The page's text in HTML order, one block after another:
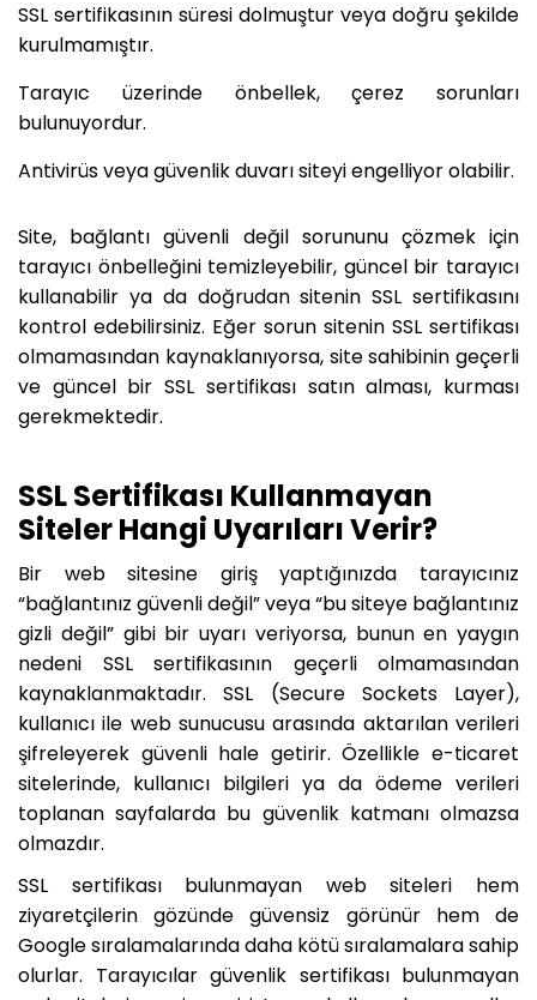
SSL sertifikasının süresi dolmuştur veya doğru şekilde
kurulmamıştır.
Tarayıc üzerinde önbellek, çerez sorunları
bulunuyordur.
Antivirüs veya güvenlik duvarı siteyi engelliyor olabilir.
Site, bağlantı güvenli değil sorununu çözmek için
tarayıcı önbelleğini temizleyebilir, güncel bir tarayıcı
kullanabilir ya da doğrudan sitenin SSL sertifikasını
kontrol edebilirsiniz. Eğer sorun sitenin SSL sertifikası
olmamasından kaynaklanıyorsa, site sahibinin geçerli
ve güncel bir SSL sertifikası satın alması, kurması
gerekmektedir.
SSL Sertifikası Kullanmayan
Siteler Hangi Uyarıları Verir?
Bir web sitesine giriş yaptığınızda tarayıcınız
“bağlantınız güvenli değil” veya “bu siteye bağlantınız
gizli değil” gibi bir uyarı veriyorsa, bunun en yaygın
nedeni SSL sertifikasının geçerli olmamasından
kaynaklanmaktadır. SSL (Secure Sockets Layer),
kullanıcı ile web sunucusu arasında aktarılan verileri
şifreleyerek güvenli hale getirir. Özellikle e-ticaret
sitelerinde, kullanıcı bilgileri ya da ödeme verileri
toplanan sayfalarda bu güvenlik katmanı olmazsa
olmazdır.
SSL sertifikası bulunmayan web siteleri hem
ziyaretçilerin gözünde güvensiz görünür hem de
Google sıralamalarında daha kötü sıralamalara sahip
olurlar. Tarayıcılar güvenlik sertifikası bulunmayan